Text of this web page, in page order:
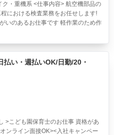
・重機系 <仕事内容> 航空機部品の
における検査業務をお任せします!
いのあるお仕事です 軽作業のため作
い・週払いOK/日勤/20・
>こども園保育士のお仕事 資格があ
ンライン面接OK><入社キャンペー